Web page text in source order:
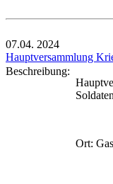
07.04. 2024
Hauptversammlung
Beschreibung:
Ort: